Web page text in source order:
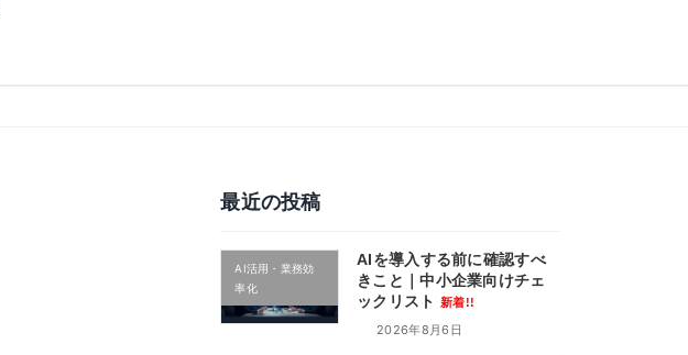
最近の投稿
AI活用・業務効
率化
AIを導入する前に確認すべ
きこと｜中小企業向けチェ
ックリスト 新着!!
2026年8月6日